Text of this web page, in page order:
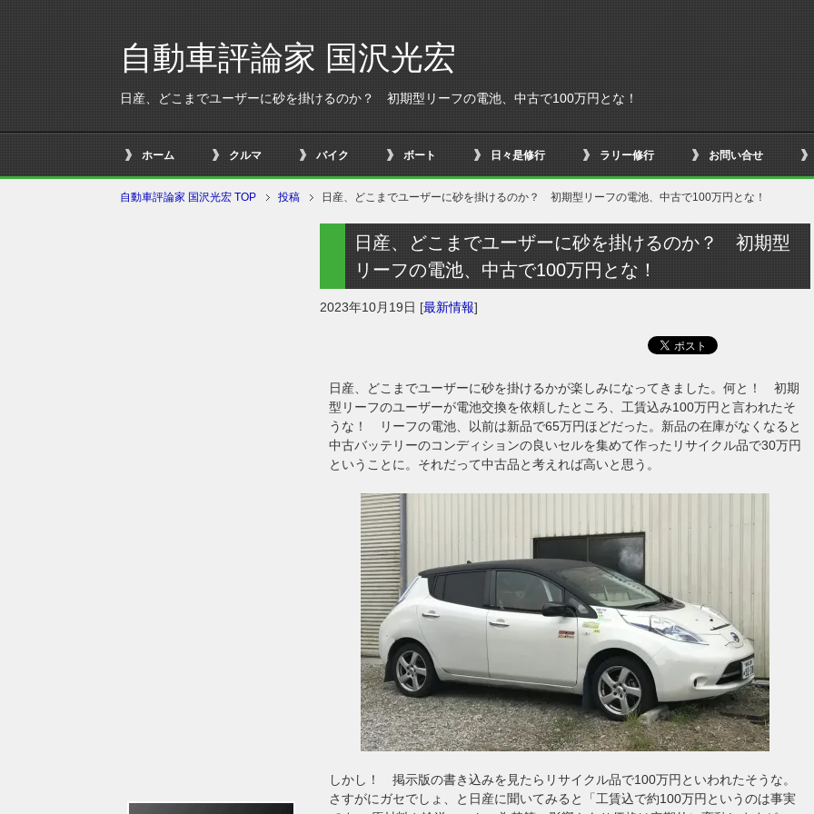
自動車評論家 国沢光宏
日産、どこまでユーザーに砂を掛けるのか？ 初期型リーフの電池、中古で100万円とな！
ホーム クルマ バイク ボート 日々是修行 ラリー修行 お問い合せ
自動車評論家 国沢光宏 TOP 投稿 日産、どこまでユーザーに砂を掛けるのか？ 初期型リーフの電池、中古で100万円とな！
日産、どこまでユーザーに砂を掛けるのか？ 初期型
リーフの電池、中古で100万円とな！
2023年10月19日 [最新情報]
日産、どこまでユーザーに砂を掛けるかが楽しみになってきました。何と！ 初期
型リーフのユーザーが電池交換を依頼したところ、工賃込み100万円と言われたそ
うな！ リーフの電池、以前は新品で65万円ほどだった。新品の在庫がなくなると
中古バッテリーのコンディションの良いセルを集めて作ったリサイクル品で30万円
ということに。それだって中古品と考えれば高いと思う。
しかし！ 掲示版の書き込みを見たらリサイクル品で100万円といわれたそうな。
さすがにガセでしょ、と日産に聞いてみると「工賃込で約100万円というのは事実